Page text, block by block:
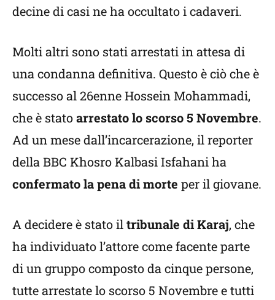
decine di casi ne ha occultato i cadaveri.
Molti altri sono stati arrestati in attesa di
una condanna definitiva. Questo è ciò che è
successo al 26enne Hossein Mohammadi,
che è statoarrestato lo scorso 5 Novembre.
Ad un mese dall’incarcerazione, il reporter
della BBC Khosro Kalbasi Isfahani ha
confermato la pena di morte per il giovane.
A decidere è stato iltribunale di Karaj, che
ha individuato l’attore come facente parte
di un gruppo composto da cinque persone,
tutte arrestate lo scorso 5 Novembre e tutti